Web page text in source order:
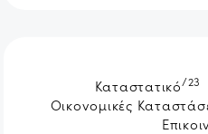
Καταστατικό/23
Οικονομικές